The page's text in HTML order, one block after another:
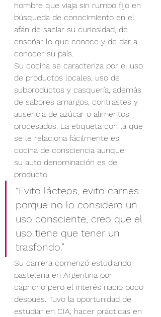
hombre que viaja sin rumbo fijo en
búsqueda de conocimiento en el
afán de saciar su curiosidad, de
enseñar lo que conoce y de dar a
conocer su país.
Su cocina se caracteriza por el uso
de productos locales, uso de
subproductos y casquería, además
de sabores amargos, contrastes y
ausencia de azúcar o alimentos
procesados. La etiqueta con la que
se le relaciona fácilmente es
cocina de consciencia aunque
su auto denominación es de
producto.
“Evito lácteos, evito carnes
porque no lo considero un
uso consciente, creo que el
uso tiene que tener un
trasfondo.”
Su carrera comenzó estudiando
pastelería en Argentina por
capricho pero el interés nació poco
después. Tuvo la oportunidad de
estudiar en CIA, hacer prácticas en